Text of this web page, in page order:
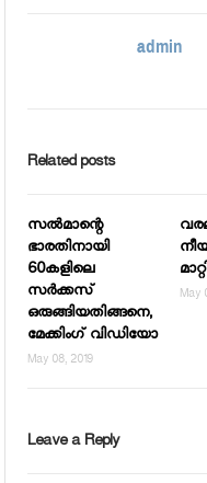
admin
Related posts
സല്‍മാന്റെ
ഭാരതിനായി
60കളിലെ
സര്‍ക്കസ്
ഒരുങ്ങിയതിങ്ങനെ,
മേക്കിംഗ് വിഡിയോ
May 08, 2019
May
Leave a Reply